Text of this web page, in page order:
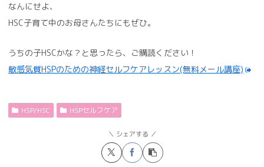
なんにせよ、
HSC子育て中のお母さんたちにもぜひ。
うちの子HSCかな？と思ったら、ご購読ください！
敏感気質HSPのための神経セルフケアレッスン(無料メール講座)
HSP/HSC HSPセルフケア
シェアする